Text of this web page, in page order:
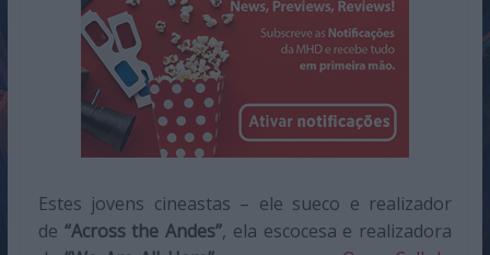
Estes jovens cineastas – ele sueco e realizador
de “Across the Andes”, ela escocesa e realizadora